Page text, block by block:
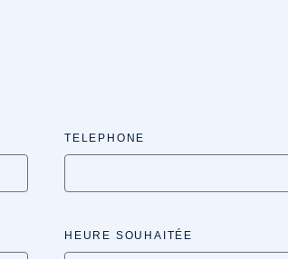
TELEPHONE
HEURE SOUHAITÉE